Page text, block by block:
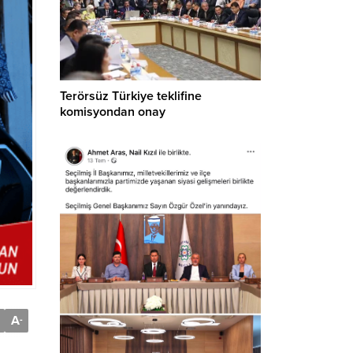
A-
Terörsüz Türkiye teklifine
komisyondan onay